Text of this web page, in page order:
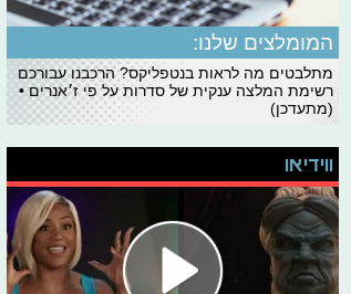
המומלצים שלנו:
מתלבטים מה לראות בנטפליקס? הרכבנו עבורכם
רשימת המלצה ענקית של סדרות על פי ז׳אנרים •
(מתעדכן)
ווידיאו